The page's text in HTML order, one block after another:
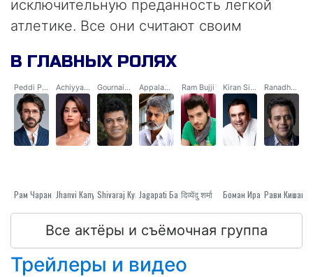
исключительную преданность легкой
атлетике. Все они считают своим
Педди. Заинтригованный чиновник
отправляется в трудный путь через леса
и холмы, чтобы добраться до отдаленной
безымянной деревни на вершине холма
и узнать историю Педди...
В ГЛАВНЫХ РОЛЯХ
Peddi Pehelwan
Рам Чаран
Achiyyamma
Jhanvi Капур
Gournaidu
Shivaraj Кумар
Appalasoori
Jagapati Бабу
Ram Bujji
दिव्येंदु शर्मा
Kiran Singh Baiswal
Боман Ирани
Ranadheer Sisodia
Рави Кишан
Все актёры и съёмочная группа
Трейлеры и видео